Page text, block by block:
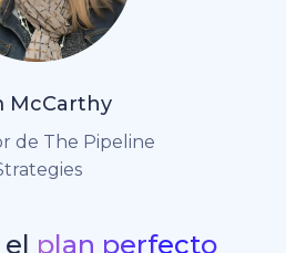
McCarthy
de The Pipeline
plan perfecto